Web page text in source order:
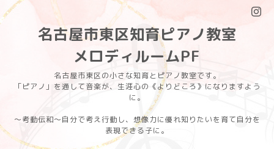
名古屋市東区知育ピアノ教室
メロディルームPF
名古屋市東区の小さな知育とピアノ教室です。
「ピアノ」を通して音楽が、生涯心の《よりどころ》になりますよう
に。
〜考動伝和〜自分で考え行動し、想像力に優れ知りたいを育て自分を
表現できる子に。